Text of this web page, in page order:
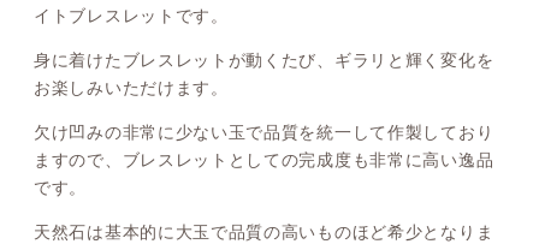
イトブレスレットです。
身に着けたブレスレットが動くたび、ギラリと輝く変化を
お楽しみいただけます。
欠け凹みの非常に少ない玉で品質を統一して作製しており
ますので、ブレスレットとしての完成度も非常に高い逸品
です。
天然石は基本的に大玉で品質の高いものほど希少となりま